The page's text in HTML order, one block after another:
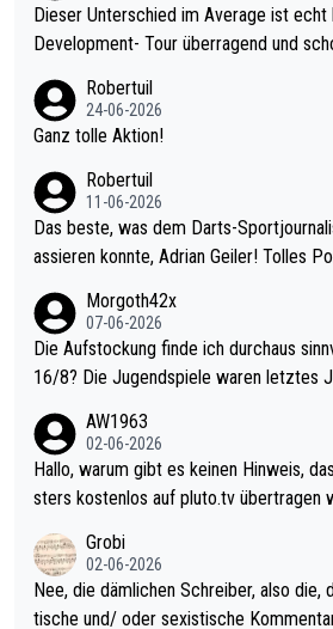
Dieser Unterschied im Average ist echt krass! 111+
Development- Tour überragend und
mal 40+ erst recht. Da gewinnst keinen Blumentopf - ist ja noc
h krasser wie ein Pokalspiel eines Kreisligisten vs einem Bund
Robertuil
24-06-2026
Ganz tolle Aktion!
Robertuil
11-06-2026
Das beste, was dem Darts-
assieren konnte, Adrian Geiler! Tolles
Morgoth42x
07-06-2026
Die Aufstockung finde ich durchaus
16/8? Die Jugendspiele waren letztes Jahr durchaus sehr kurz
Allerdings ist Mitchell Lawrie als Nummer 1 der Welt eh qualifi
ziert. Somit ändert die automatische
sters erstmal nichts. Ich denke sie wollen damit für nächstes J
ohl wenig WDF Turniere spielen. Dies
es Jahr der Fall. Er musste als
den Qualifier und ich glaube kaum, dass
AW1963
02-06-2026
Hallo, warum gibt es keinen Hinweis, dass die Nordic Darts Ma
sters kostenlos auf pluto.tv übertragen
Grobi
02-06-2026
Nee, die dämlichen Schreiber, also die,
tische und/ oder sexistische